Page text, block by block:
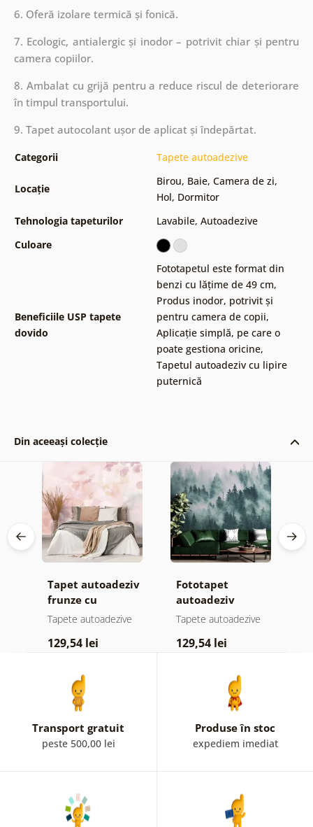
6. Oferă izolare termică și fonică.
7. Ecologic, antialergic și inodor – potrivit chiar și pentru
camera copiilor.
8. Ambalat cu grijă pentru a reduce riscul de deteriorare
în timpul transportului.
9. Tapet autocolant ușor de aplicat și îndepărtat.
Categorii Tapete autoadezive
Locație
Birou, Baie, Camera de zi,
Hol, Dormitor
Tehnologia tapeturilor
Lavabile, Autoadezive
Culoare
Beneficiile USP tapete
dovido
Fototapetul este format din
benzi cu lățime de 49 cm,
Produs inodor, potrivit și
pentru camera de copii,
Aplicație simplă, pe care o
poate gestiona oricine,
Tapetul autoadeziv cu lipire
puternică
Din aceeași colecție
Tapet autoadeziv
frunze cu
atingere
Tapete autoadezive
129,54 lei
Fototapet
autoadeziv
pădure în ceață
Tapete autoadezive
129,54 lei
Transport gratuit
peste 500,00 lei
Produse în stoc
expediem imediat